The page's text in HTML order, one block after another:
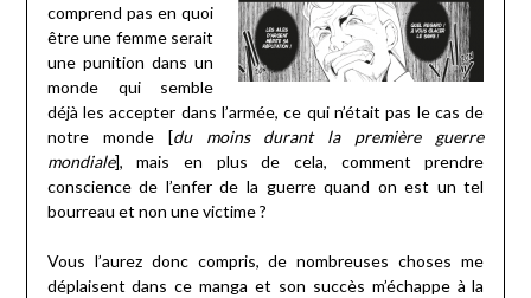
comprend pas en quoi
être une femme serait
une punition dans un
monde qui semble
déjà les accepter dans l’armée, ce qui n’était pas le cas de
notre monde [du moins durant la première guerre
mondiale], mais en plus de cela, comment prendre
conscience de l’enfer de la guerre quand on est un tel
bourreau et non une victime ?
Vous l’aurez donc compris, de nombreuses choses me
déplaisent dans ce manga et son succès m’échappe à la